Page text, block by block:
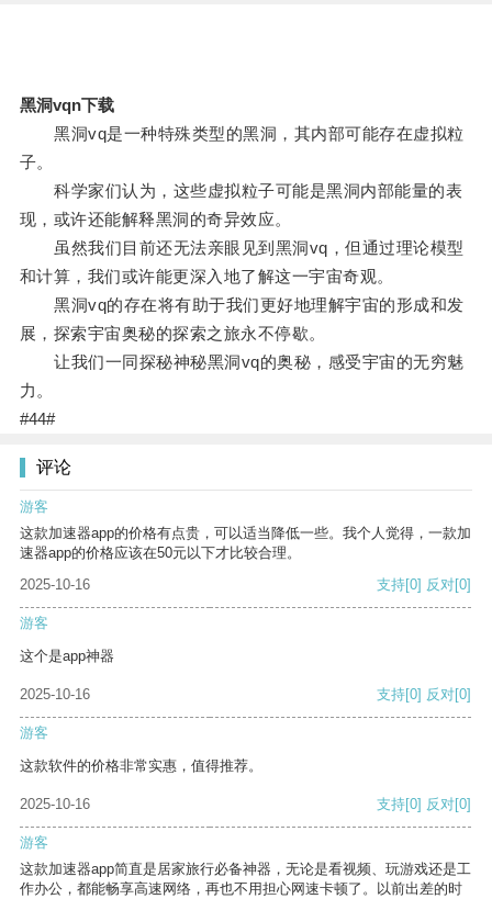
黑洞vqn下载
黑洞vq是一种特殊类型的黑洞，其内部可能存在虚拟粒
子。
科学家们认为，这些虚拟粒子可能是黑洞内部能量的表
现，或许还能解释黑洞的奇异效应。
虽然我们目前还无法亲眼见到黑洞vq，但通过理论模型
和计算，我们或许能更深入地了解这一宇宙奇观。
黑洞vq的存在将有助于我们更好地理解宇宙的形成和发
展，探索宇宙奥秘的探索之旅永不停歇。
让我们一同探秘神秘黑洞vq的奥秘，感受宇宙的无穷魅
力。
#44#
评论
游客
这款加速器app的价格有点贵，可以适当降低一些。我个人觉得，一款加
速器app的价格应该在50元以下才比较合理。
2025-10-16
支持[0] 反对[0]
游客
这个是app神器
2025-10-16 支持[0] 反对[0]
游客
这款软件的价格非常实惠，值得推荐。
2025-10-16 支持[0] 反对[0]
游客
这款加速器app简直是居家旅行必备神器，无论是看视频、玩游戏还是工
作办公，都能畅享高速网络，再也不用担心网速卡顿了。以前出差的时